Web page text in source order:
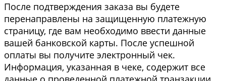
После подтверждения заказа вы будете
перенаправлены на защищенную платежную
страницу, где вам необходимо ввести данные
вашей банковской карты. После успешной
оплаты вы получите электронный чек.
Информация, указанная в чеке, содержит все